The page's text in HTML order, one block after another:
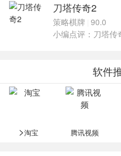
刀塔传奇2
策略棋牌 90.0
小编点评：刀塔传
软件
>淘宝 腾讯视频